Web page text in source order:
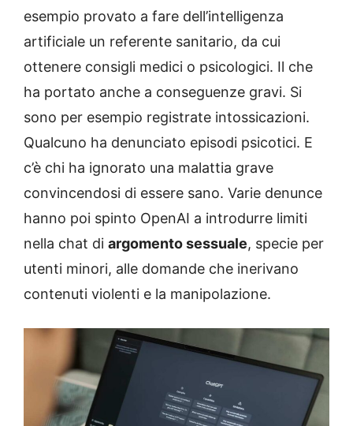
esempio provato a fare dell’intelligenza
artificiale un referente sanitario, da cui
ottenere consigli medici o psicologici. Il che
ha portato anche a conseguenze gravi. Si
sono per esempio registrate intossicazioni.
Qualcuno ha denunciato episodi psicotici. E
c’è chi ha ignorato una malattia grave
convincendosi di essere sano. Varie denunce
hanno poi spinto OpenAI a introdurre limiti
nella chat di argomento sessuale, specie per
utenti minori, alle domande che inerivano
contenuti violenti e la manipolazione.